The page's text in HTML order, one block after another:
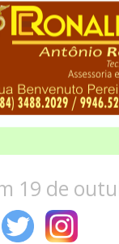
19 de